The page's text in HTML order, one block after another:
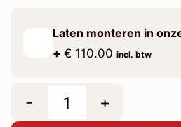
Laten monteren in
+ € 110.00 incl. btw
- +